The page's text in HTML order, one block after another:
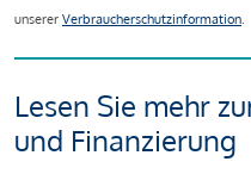
unserer Verbraucherschutzinformation.
Lesen Sie mehr
und Finanzierung